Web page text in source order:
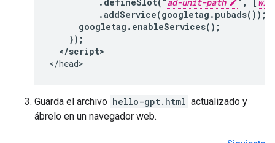
          .addService(googletag.pubads());
      googletag.enableServices();
    });
  </script>
Guarda el archivo hello-gpt.html actualizado y
ábrelo en un navegador web.